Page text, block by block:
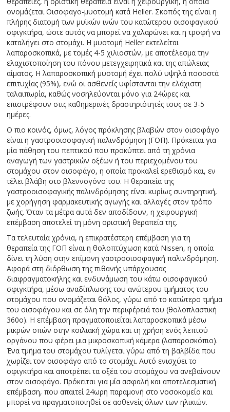
ονομάζεται Οισοφαγο-μυοτομή κατά Heller. Σκοπός της είναι η
πλήρης διατομή των μυϊκών ινών του κατώτερου οισοφαγικού
σφιγκτήρα, ώστε αυτός να μπορεί να χαλαρώνει και η τροφή να
καταλήγει στο στομάχι. Η μυοτομή Heller εκτελείται
λαπαροσκοπικά, με τομές 4-5 χιλιοστών, με αποτέλεσμα την
ελαχιστοποίηση του πόνου μετεγχειρητικά και της απώλειας
αίματος. Η λαπαροσκοπική μυοτομή έχει πολύ υψηλά ποσοστά
επιτυχίας (95%), ενώ οι ασθενείς υφίστανται την ελάχιστη
ταλαιπωρία, καθώς νοσηλεύονται μόνο για 24ώρες και
επιστρέφουν στις καθημερινές δραστηριότητές τους σε 3-5
ημέρες.
Ο πιο κοινός, όμως, λόγος πρόκλησης βλαβών στον οισοφάγο
είναι η γαστροοισοφαγική παλινδρόμηση (ΓΟΠ). Πρόκειται για
μία πάθηση του πεπτικού που προκύπτει από τη χρόνια
αναγωγή των γαστρικών οξέων ή του περιεχομένου του
στομάχου στον οισοφάγο, η οποία προκαλεί ερεθισμό και, εν
τέλει βλάβη στο βλεννογόνο του. Η θεραπεία της
γαστροοισοφαγικής παλινδρόμησης είναι κυρίως συντηρητική,
με χορήγηση φαρμακευτικής αγωγής και αλλαγές στον τρόπο
ζωής. Όταν τα μέτρα αυτά δεν αποδίδουν, η χειρουργική
επέμβαση αποτελεί τη μόνη οριστική θεραπεία της.
Τα τελευταία χρόνια, η επικρατέστερη επέμβαση για τη
θεραπεία της ΓΟΠ είναι η θολοπτύχωση κατά Nissen, η οποία
δίνει τη λύση στην επίμονη γαστροοισοφαγική παλινδρόμηση.
Αφορά στη διόρθωση της πιθανής υπάρχουσας
διαφραγματοκήλης και ενδυνάμωση του κάτω οισοφαγικού
σφιγκτήρα, μέσω αναδίπλωσης του ανώτερου τμήματος του
στομάχου που ονομάζεται θόλος, γύρω από το κατώτερο τμήμα
του οισοφάγου και σε όλη την περιφέρειά του (θολοπλαστική
360ο). Η επέμβαση πραγματοποιείται λαπαροσκοπικά μέσω
μικρών οπών στην κοιλιακή χώρα και τη χρήση ενός λεπτού
οργάνου που φέρει μια μικροσκοπική κάμερα (λαπαροσκόπιο).
Ένα τμήμα του στομάχου τυλίγεται γύρω από τη βαλβίδα που
χωρίζει τον οισοφάγο από το στομάχι. Αυτό ενισχύει το
σφιγκτήρα και αποτρέπει τα οξέα του στομάχου να ανεβαίνουν
στον οισοφάγο. Πρόκειται για μία ασφαλή και αποτελεσματική
επέμβαση, που απαιτεί 24ωρη παραμονή στο νοσοκομείο και
μπορεί να πραγματοποιηθεί σε ασθενείς όλων των ηλικιών.